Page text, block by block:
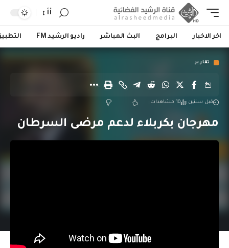
أأ
اخر الاخبار البرامج البث المباشر راديو الرشيد FM
تقارير
قبل سنتين 10 مشاهدات
مهرجان بكربلاء لدعم مرضى السرطان